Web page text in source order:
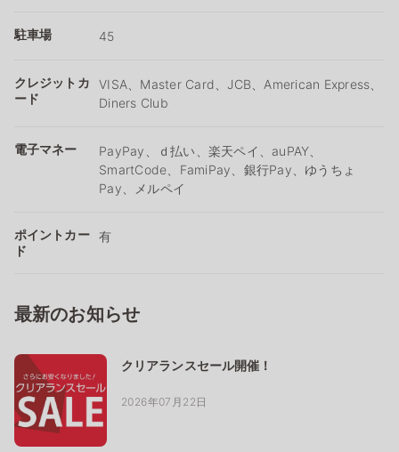
駐車場 45
クレジットカ
ード
VISA、Master Card、JCB、American Express、
Diners Club
電子マネー
PayPay、ｄ払い、楽天ペイ、auPAY、
SmartCode、FamiPay、銀行Pay、ゆうちょ
Pay、メルペイ
ポイントカー
ド
有
最新のお知らせ
クリアランスセール開催！
2026年07月22日